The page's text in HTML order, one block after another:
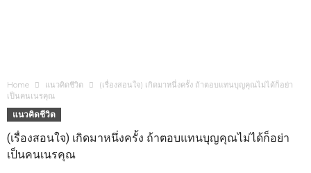
Home แนวคิดชีวิต
(เรื่องสอนใจ) เกิดมาหนึ่งครั้ง ถ้าตอบแทนบุญคุณไม่ได้ก็อย่า
เป็นคนเนรคุณ
แนวคิดชีวิต
(เรื่องสอนใจ) เกิดมาหนึ่งครั้ง ถ้าตอบแทนบุญคุณไม่ได้ก็อย่า
เป็นคนเนรคุณ